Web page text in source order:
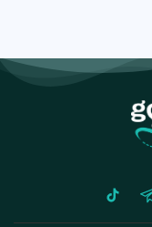
telegram
tiktok